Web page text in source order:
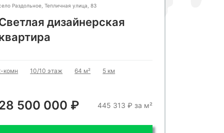
Раздольное, Тепличная улица, 83
дизайнерская
комн 10/10 этаж 64 м² 5 км
500 000 ₽ 445 313 ₽ за м²